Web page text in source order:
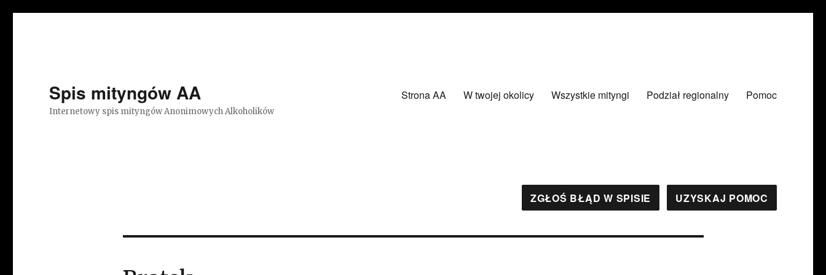
Spis mityngów AA
Internetowy spis mityngów Anonimowych Alkoholików
Strona AA W twojej okolicy Wszystkie mityngi Podział regionalny Pomoc
ZGŁOŚ BŁĄD W SPISIE UZYSKAJ POMOC